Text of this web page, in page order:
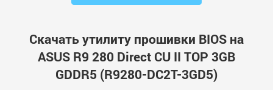
Скачать утилиту прошивки BIOS на
ASUS R9 280 Direct CU II TOP 3GB
GDDR5 (R9280-DC2T-3GD5)